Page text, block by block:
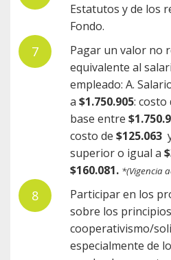
Estatutos y de los
Fondo.
Pagar un valor no
equivalente al
empleado: A.
a $1.750.905: costo
base entre
costo de $125.063
superior o igual a
$160.081. *(Vigencia
Participar en los
sobre los
cooperativismo/
especialmente de